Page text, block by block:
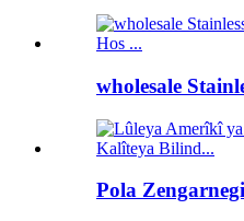
wholesale
Pola